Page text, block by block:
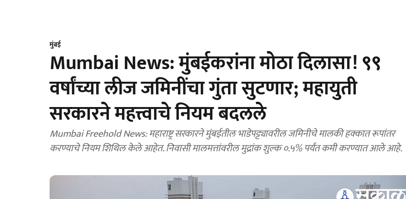
मुंबई
Mumbai News: मुंबईकरांना मोठा दिलासा! ९९
वर्षांच्या लीज जमिनींचा गुंता सुटणार; महायुती
सरकारने महत्त्वाचे नियम बदलले
Mumbai Freehold News: महाराष्ट्र सरकारने मुंबईतील भाडेपट्ट्यावरील जमिनीचे मालकी हक्कात रूपांतर
करण्याचे नियम शिथिल केले आहेत. निवासी मालमत्तांवरील मुद्रांक शुल्क ०.५% पर्यंत कमी करण्यात आले आहे.